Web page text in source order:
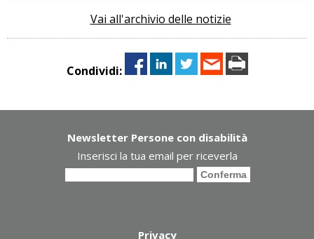
Vai all'archivio delle notizie
Condividi:
Newsletter Persone con disabilità
Inserisci la tua email per riceverla
Privacy